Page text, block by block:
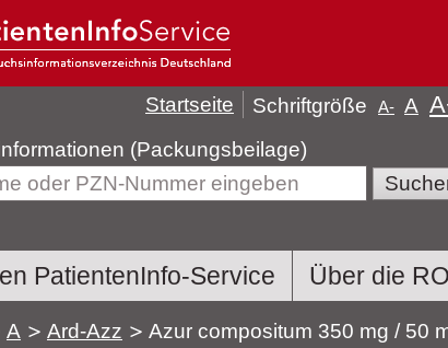
Gebrauchsinformationen (Packungsbeilage)
PatientenInfo-Service Über die
Startseite Schriftgröße A- A A
A Ard-Azz
Azur compositum 350 mg / 50